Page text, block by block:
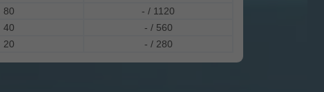
80
- / 1120
40
- / 560
20 - / 280